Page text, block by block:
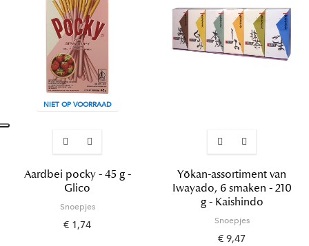
NIET OP VOORRAAD
Aardbei pocky - 45 g -
Glico
Snoepjes
€ 1,74
Yōkan-assortiment van
Iwayado, 6 smaken - 210
g - Kaishindo
Snoepjes
€ 9,47